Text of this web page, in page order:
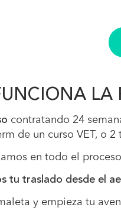
LA
contratando 24
de un curso VET, o 2
en todo el
tu traslado desde el
y empieza tu